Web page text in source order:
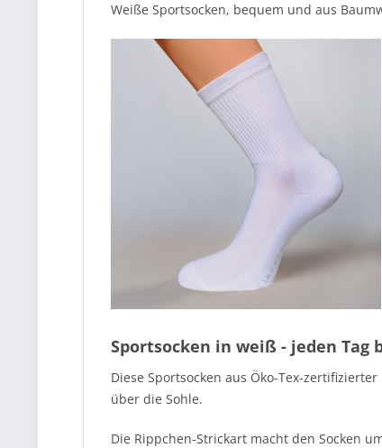
Weiße Sportsocken, bequem und aus
Sportsocken in weiß - jeden Tag
Diese Sportsocken aus Öko-Tex-
über die Sohle.
Die Rippchen-Strickart macht den Socken